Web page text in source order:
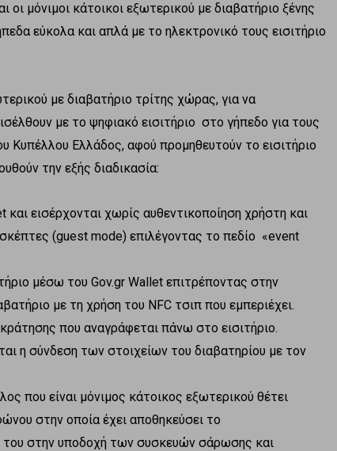
μόνιμοι κάτοικοι εξωτερικού με διαβατήριο ξένης
εύκολα και απλά με το ηλεκτρονικό τους εισιτήριο
με διαβατήριο τρίτης χώρας, για να
με το ψηφιακό εισιτήριο στο γήπεδο για τους
Κυπέλλου Ελλάδος, αφού προμηθευτούν το εισιτήριo
την εξής διαδικασία:
και εισέρχονται χωρίς αυθεντικοποίηση χρήστη και
(guest mode) επιλέγοντας το πεδίο «event
μέσω του Gov.gr Wallet επιτρέποντας στην
με τη χρήση του NFC τσιπ που εμπεριέχει.
που αναγράφεται πάνω στο εισιτήριο.
η σύνδεση των στοιχείων του διαβατηρίου με τον
που είναι μόνιμος κάτοικος εξωτερικού θέτει
στην οποία έχει αποθηκεύσει το
του στην υποδοχή των συσκευών σάρωσης και